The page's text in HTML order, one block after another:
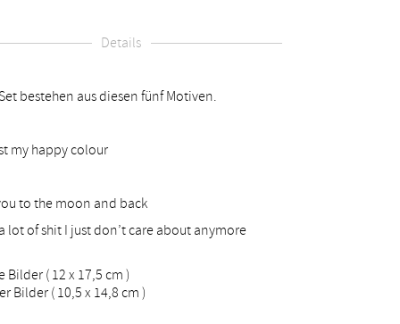
Details
bestehen aus diesen fünf Motiven.
my happy colour
to the moon and back
lot of shit I just don’t care about anymore
Bilder ( 12 x 17,5 cm )
Bilder ( 10,5 x 14,8 cm )